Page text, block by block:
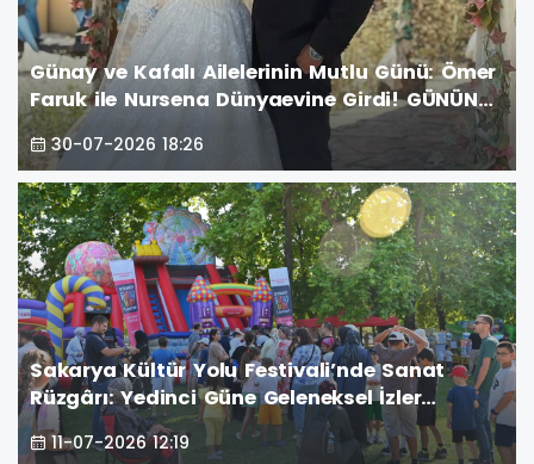
Günay ve Kafalı Ailelerinin Mutlu Günü: Ömer
Faruk ile Nursena Dünyaevine Girdi! GÜNÜN
ÖNE ÇIKAN FOTOĞRAF KARELERİ
30-07-2026 18:26
Sakarya Kültür Yolu Festivali’nde Sanat
Rüzgârı: Yedinci Güne Geleneksel İzler
Damga Vurdu
11-07-2026 12:19